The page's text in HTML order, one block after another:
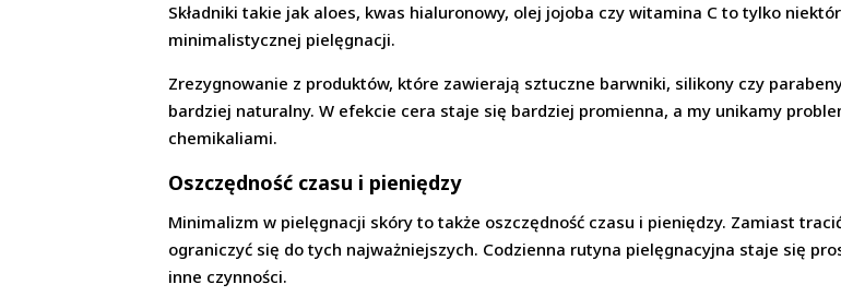
Składniki takie jak aloes, kwas hialuronowy, olej jojoba czy witamina C to tylko
minimalistycznej pielęgnacji.
Zrezygnowanie z produktów, które zawierają sztuczne barwniki, silikony czy
bardziej naturalny. W efekcie cera staje się bardziej promienna, a my unikamy
chemikaliami.
Oszczędność czasu i pieniędzy
Minimalizm w pielęgnacji skóry to także oszczędność czasu i pieniędzy. Zamiast
ograniczyć się do tych najważniejszych. Codzienna rutyna pielęgnacyjna staje się
inne czynności.